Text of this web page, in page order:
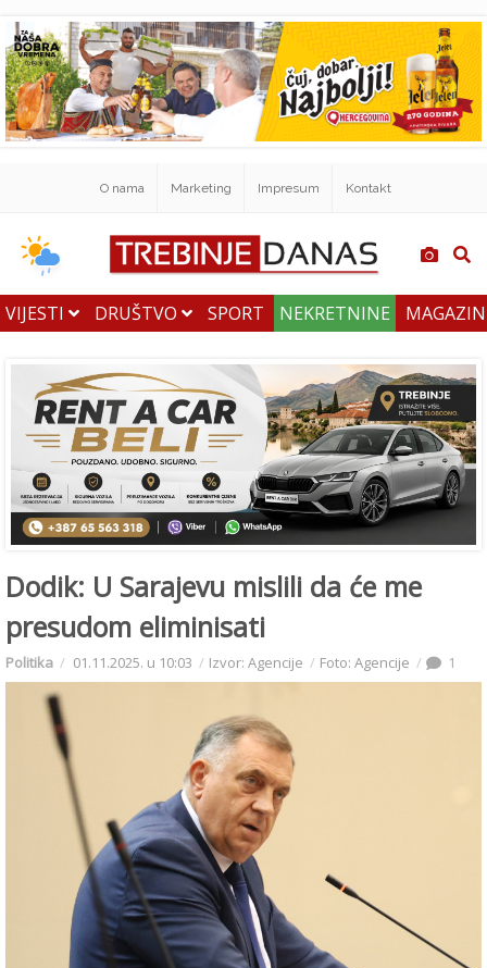
O nama Marketing Impresum Kontakt
VIJESTI DRUŠTVO SPORT NEKRETNINE
Dodik: U Sarajevu mislili da će me
presudom eliminisati
Politika 01.11.2025. u 10:03 Izvor: Agencije Foto: Agencije 1